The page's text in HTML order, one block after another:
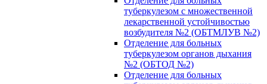
туберкулезом с множественной
лекарственной устойчивостью
возбудителя №2 (ОБТМЛУВ №2)
Отделение для больных
туберкулезом органов дыхания
№2 (ОБТОД №2)
Отделение для больных